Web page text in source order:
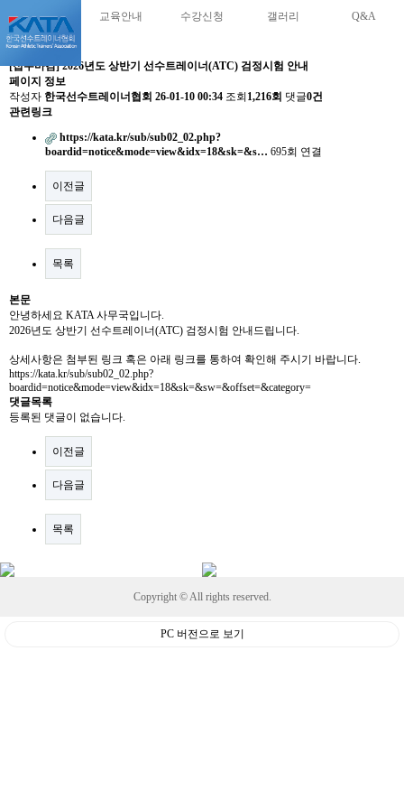
교육안내 수강신청 갤러리 Q&A
[접수마감] 2026년도 상반기 선수트레이너(ATC) 검정시험 안내
페이지 정보
작성자 한국선수트레이너협회 26-01-10 00:34 조회 1,216회 댓글0건
관련링크
https://kata.kr/sub/sub02_02.php?
boardid=notice&mode=view&idx=18&sk=&s… 695회 연결
이전글
다음글
목록
본문
안녕하세요 KATA 사무국입니다.
2026년도 상반기 선수트레이너(ATC) 검정시험 안내드립니다.
상세사항은 첨부된 링크 혹은 아래 링크를 통하여 확인해 주시기 바랍니다.
https://kata.kr/sub/sub02_02.php?
boardid=notice&mode=view&idx=18&sk=&sw=&offset=&category=
댓글목록
등록된 댓글이 없습니다.
이전글
다음글
목록
Copyright © All rights reserved.
PC 버전으로 보기